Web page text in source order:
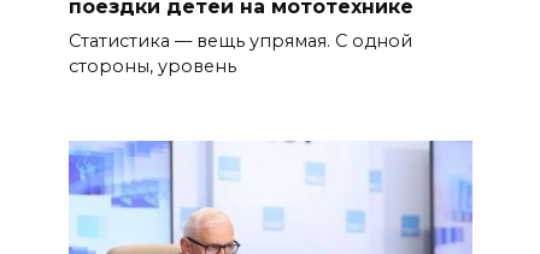
поездки детей на мототехнике
Статистика — вещь упрямая. С одной
стороны, уровень